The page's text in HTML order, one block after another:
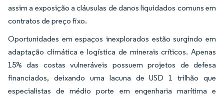
assim a exposição a cláusulas de danos liquidados comuns em
contratos de preço fixo.
Oportunidades em espaços inexplorados estão surgindo em
adaptação climática e logística de minerais críticos. Apenas
15% das costas vulneráveis possuem projetos de defesa
financiados, deixando uma lacuna de USD 1 trilhão que
especialistas de médio porte em engenharia marítima e